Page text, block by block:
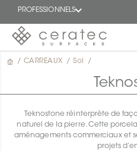
PROFESSIONNELS
En
/ CARREAUX / Sol /
Teknostone réinterprète de
naturel de la pierre. Cette
aménagements commerciaux et
projets